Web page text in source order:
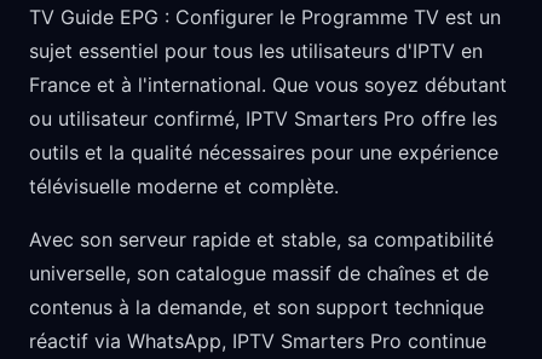
TV Guide EPG : Configurer le Programme TV est un
sujet essentiel pour tous les utilisateurs d'IPTV en
France et à l'international. Que vous soyez débutant
ou utilisateur confirmé, IPTV Smarters Pro offre les
outils et la qualité nécessaires pour une expérience
télévisuelle moderne et complète.
Avec son serveur rapide et stable, sa compatibilité
universelle, son catalogue massif de chaînes et de
contenus à la demande, et son support technique
réactif via WhatsApp, IPTV Smarters Pro continue